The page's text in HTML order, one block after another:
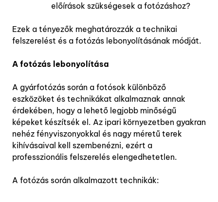
előírások szükségesek a fotózáshoz?
Ezek a tényezők meghatározzák a technikai
felszerelést és a fotózás lebonyolításának módját.
A fotózás lebonyolítása
A gyárfotózás során a fotósok különböző
eszközöket és technikákat alkalmaznak annak
érdekében, hogy a lehető legjobb minőségű
képeket készítsék el. Az ipari környezetben gyakran
nehéz fényviszonyokkal és nagy méretű terek
kihívásaival kell szembenézni, ezért a
professzionális felszerelés elengedhetetlen.
A fotózás során alkalmazott technikák: